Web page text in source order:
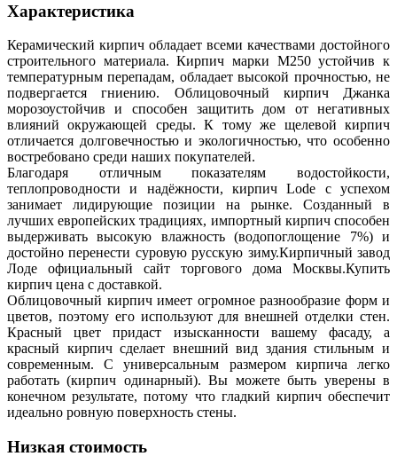
Характеристика
Керамический кирпич обладает всеми качествами достойного
строительного материала. Кирпич марки М250 устойчив к
температурным перепадам, обладает высокой прочностью, не
подвергается гниению. Облицовочный кирпич Джанка
морозоустойчив и способен защитить дом от негативных
влияний окружающей среды. К тому же щелевой кирпич
отличается долговечностью и экологичностью, что особенно
востребовано среди наших покупателей.
Благодаря отличным показателям водостойкости,
теплопроводности и надёжности, кирпич Lode с успехом
занимает лидирующие позиции на рынке. Созданный в
лучших европейских традициях, импортный кирпич способен
выдерживать высокую влажность (водопоглощение 7%) и
достойно перенести суровую русскую зиму.Кирпичный завод
Лоде официальный сайт торгового дома Москвы.Купить
кирпич цена с доставкой.
Облицовочный кирпич имеет огромное разнообразие форм и
цветов, поэтому его используют для внешней отделки стен.
Красный цвет придаст изысканности вашему фасаду, а
красный кирпич сделает внешний вид здания стильным и
современным. С универсальным размером кирпича легко
работать (кирпич одинарный). Вы можете быть уверены в
конечном результате, потому что гладкий кирпич обеспечит
идеально ровную поверхность стены.
Низкая стоимость